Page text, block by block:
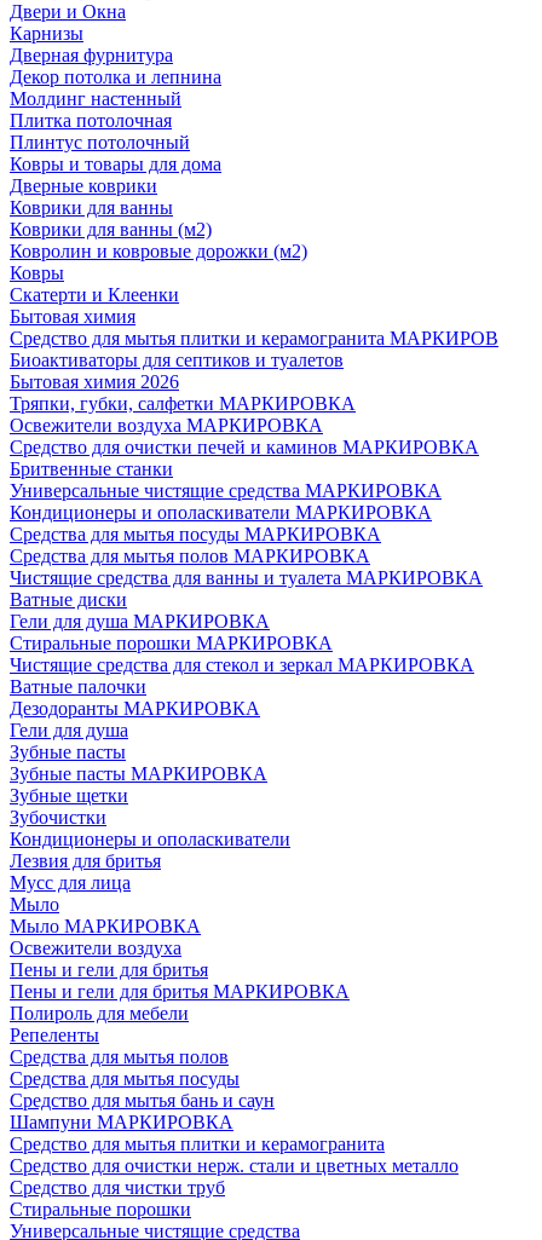
Двери и Окна
Карнизы
Дверная фурнитура
Декор потолка и лепнина
Молдинг настенный
Плитка потолочная
Плинтус потолочный
Ковры и товары для дома
Дверные коврики
Коврики для ванны
Коврики для ванны (м2)
Ковролин и ковровые дорожки (м2)
Ковры
Скатерти и Клеенки
Бытовая химия
Средство для мытья плитки и керамогранита МАРКИРОВ
Биоактиваторы для септиков и туалетов
Бытовая химия 2026
Тряпки, губки, салфетки МАРКИРОВКА
Освежители воздуха МАРКИРОВКА
Средство для очистки печей и каминов МАРКИРОВКА
Бритвенные станки
Универсальные чистящие средства МАРКИРОВКА
Кондиционеры и ополаскиватели МАРКИРОВКА
Средства для мытья посуды МАРКИРОВКА
Средства для мытья полов МАРКИРОВКА
Чистящие средства для ванны и туалета МАРКИРОВКА
Ватные диски
Гели для душа МАРКИРОВКА
Стиральные порошки МАРКИРОВКА
Чистящие средства для стекол и зеркал МАРКИРОВКА
Ватные палочки
Дезодоранты МАРКИРОВКА
Гели для душа
Зубные пасты
Зубные пасты МАРКИРОВКА
Зубные щетки
Зубочистки
Кондиционеры и ополаскиватели
Лезвия для бритья
Мусс для лица
Мыло
Мыло МАРКИРОВКА
Освежители воздуха
Пены и гели для бритья
Пены и гели для бритья МАРКИРОВКА
Полироль для мебели
Репеленты
Средства для мытья полов
Средства для мытья посуды
Средство для мытья бань и саун
Шампуни МАРКИРОВКА
Средство для мытья плитки и керамогранита
Средство для очистки нерж. стали и цветных металло
Средство для чистки труб
Стиральные порошки
Универсальные чистящие средства